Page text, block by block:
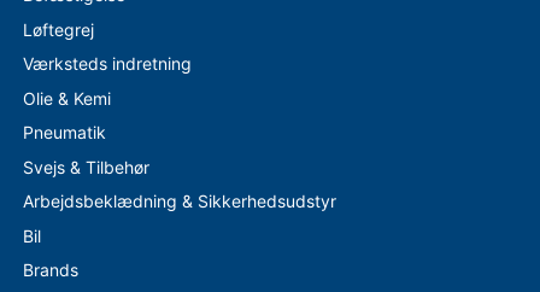
Løftegrej
Værksteds indretning
Olie & Kemi
Pneumatik
Svejs & Tilbehør
Arbejdsbeklædning & Sikkerhedsudstyr
Bil
Brands